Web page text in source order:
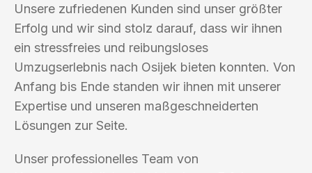
Unsere zufriedenen Kunden sind unser größter
Erfolg und wir sind stolz darauf, dass wir ihnen
ein stressfreies und reibungsloses
Umzugserlebnis nach Osijek bieten konnten. Von
Anfang bis Ende standen wir ihnen mit unserer
Expertise und unseren maßgeschneiderten
Lösungen zur Seite.
Unser professionelles Team von